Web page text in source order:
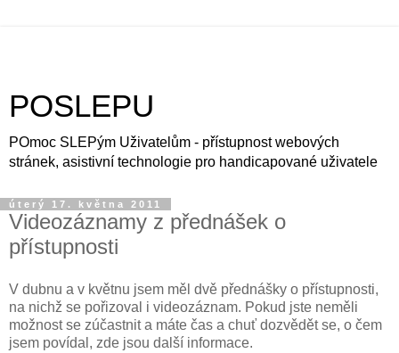
POSLEPU
POmoc SLEPým Uživatelům - přístupnost webových
stránek, asistivní technologie pro handicapované uživatele
úterý 17. května 2011
Videozáznamy z přednášek o
přístupnosti
V dubnu a v květnu jsem měl dvě přednášky o přístupnosti,
na nichž se pořizoval i videozáznam. Pokud jste neměli
možnost se zúčastnit a máte čas a chuť dozvědět se, o čem
jsem povídal, zde jsou další informace.